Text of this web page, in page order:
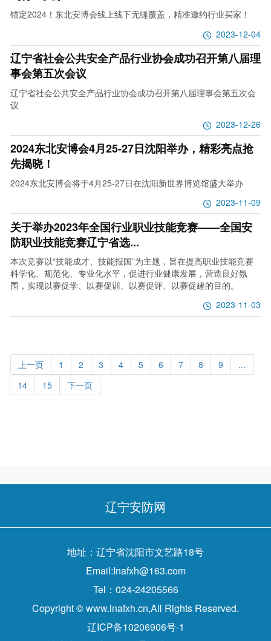
锚定2024！东北安博会线上线下无缝覆盖，精准邀约行业买家！
2023-12-04
辽宁省社会公共安全产品行业协会成功召开第八届理
事会第五次会议
辽宁省社会公共安全产品行业协会成功召开第八届理事会第五次会
议
2023-12-26
2024东北安博会4月25-27日沈阳举办，精彩亮点抢
先揭晓！
2024东北安博会将于4月25-27日在沈阳新世界博览馆盛大举办
2023-11-09
关于举办2023年全国行业职业技能竞赛——全国安
防职业技能竞赛辽宁省选...
本次竞赛以“技能成才、技能报国”为主题，旨在提高职业技能竞赛
科学化、规范化、专业化水平，促进行业健康发展，营造良好氛
围，实现以赛促学、以赛促训、以赛促评、以赛促建的目的。
2023-11-03
上一页 1 2 3 4 5 6 7 8 9
...
14
15 下一页
辽宁安防网
地址：辽宁省沈阳市文艺路18号
Email:Inafxh@163.com
Tel：024-24205566
Copyright © www.lnafxh.cn,All Rights Reserved.
辽ICP备10206906号-1